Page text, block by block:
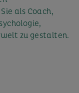
als Coach,
zu gestalten.